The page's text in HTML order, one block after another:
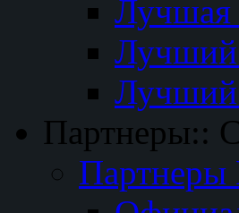
Лучшая
Лучший
Лучший
Партнеры::